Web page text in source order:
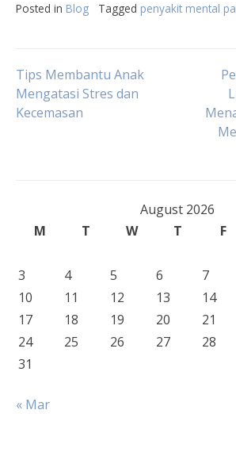
Posted in Blog Tagged penyakit mental
Post
navigation
Tips Membantu Anak
Mengatasi Stres dan
Kecemasan
August 2026
M
T W T F
3
4 5 6 7
10
11 12 13 14
17
18 19 20 21
24
25 26 27 28
31
« Mar